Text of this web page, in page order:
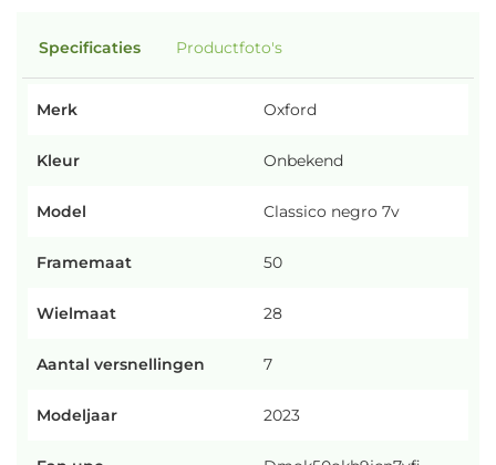
Specificaties Productfoto's
Merk Oxford
Kleur Onbekend
Model Classico negro 7v
Framemaat 50
Wielmaat 28
Aantal versnellingen 7
Modeljaar 2023